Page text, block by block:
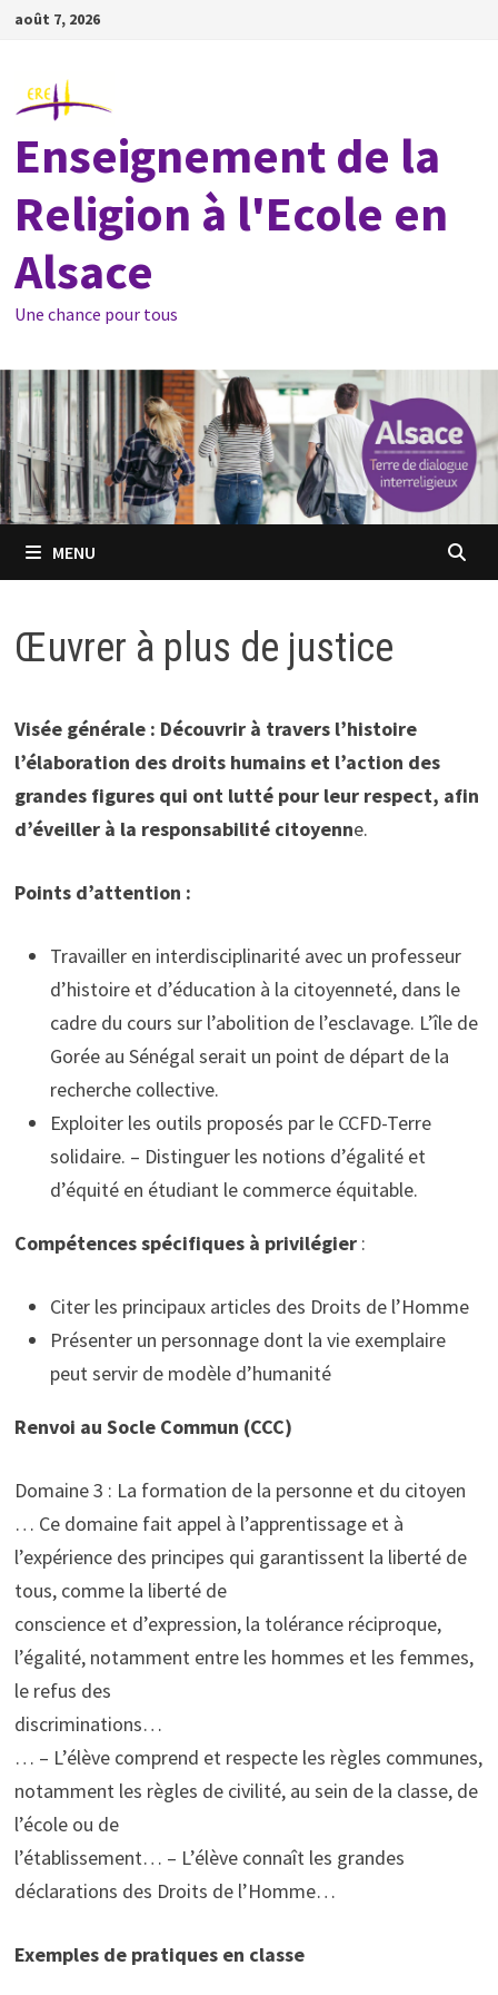
Passer
août 7, 2026
Enseignement de la
Religion à l'Ecole en
Alsace
Une chance pour tous
MENU
Œuvrer à plus de justice
Visée générale : Découvrir à travers l’histoire
l’élaboration des droits humains et l’action des
grandes figures qui ont lutté pour leur respect, afin
d’éveiller à la responsabilité citoyenne.
Points d’attention :
Travailler en interdisciplinarité avec un professeur
d’histoire et d’éducation à la citoyenneté, dans le
cadre du cours sur l’abolition de l’esclavage. L’île de
Gorée au Sénégal serait un point de départ de la
recherche collective.
Exploiter les outils proposés par le CCFD-Terre
solidaire. – Distinguer les notions d’égalité et
d’équité en étudiant le commerce équitable.
Compétences spécifiques à privilégier:
Citer les principaux articles des Droits de l’Homme
Présenter un personnage dont la vie exemplaire
peut servir de modèle d’humanité
Renvoi au Socle Commun (CCC)
Domaine 3 : La formation de la personne et du citoyen
… Ce domaine fait appel à l’apprentissage et à
l’expérience des principes qui garantissent la liberté de
tous, comme la liberté de
conscience et d’expression, la tolérance réciproque,
l’égalité, notamment entre les hommes et les femmes,
le refus des
discriminations…
… – L’élève comprend et respecte les règles communes,
notamment les règles de civilité, au sein de la classe, de
l’école ou de
l’établissement… – L’élève connaît les grandes
déclarations des Droits de l’Homme…
Exemples de pratiques en classe